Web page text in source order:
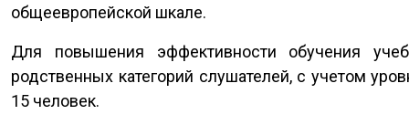
общеевропейской шкале.
Для повышения эффективности обучения
родственных категорий слушателей, с учетом
15 человек.